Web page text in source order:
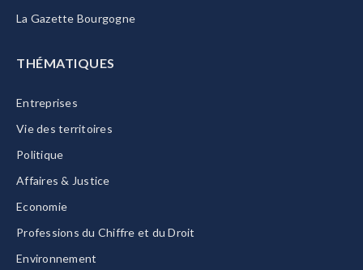
La Gazette Bourgogne
THÉMATIQUES
Entreprises
Vie des territoires
Politique
Affaires & Justice
Economie
Professions du Chiffre et du Droit
Environnement